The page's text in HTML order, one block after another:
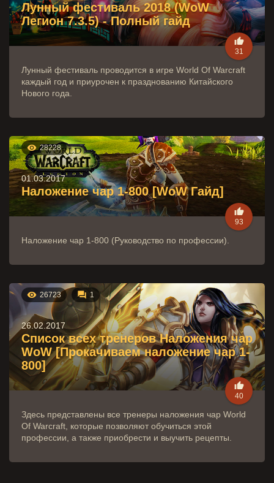
Лунный фестиваль 2018 (WoW
Легион 7.3.5) - Полный гайд

31
Лунный фестиваль проводится в игре World Of Warcraft
каждый год и приурочен к празднованию Китайского
Нового года.
 28228
01.03.2017
Наложение чар 1-800 [WoW Гайд]

93
Наложение чар 1-800 (Руководство по профессии).
 26723  1
26.02.2017
Список всех тренеров Наложения чар
WoW [Прокачиваем наложение чар 1-
800]

40
Здесь представлены все тренеры наложения чар World
Of Warcraft, которые позволяют обучиться этой
профессии, а также приобрести и выучить рецепты.